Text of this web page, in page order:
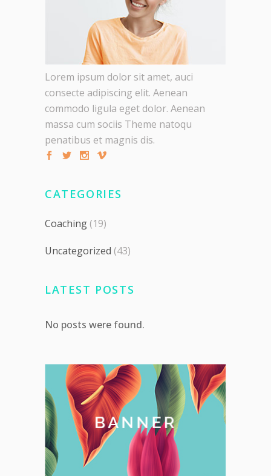
Lorem ipsum dolor sit amet, auci
consecte adipiscing elit. Aenean
commodo ligula eget dolor. Aenean
massa cum sociis Theme natoqu
penatibus et magnis dis.
CATEGORIES
Coaching (19)
Uncategorized (43)
LATEST POSTS
No posts were found.